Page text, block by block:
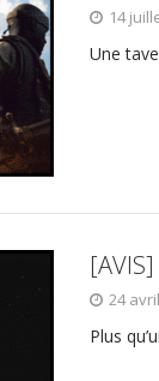
14
Une
24
Plus